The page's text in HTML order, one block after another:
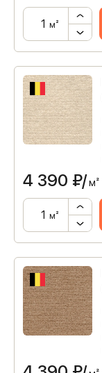
м²
4 390 ₽/м²
м²